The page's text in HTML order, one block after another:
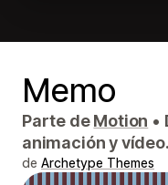
Memo
Parte deMotion •
animación y vídeo.
de Archetype Themes